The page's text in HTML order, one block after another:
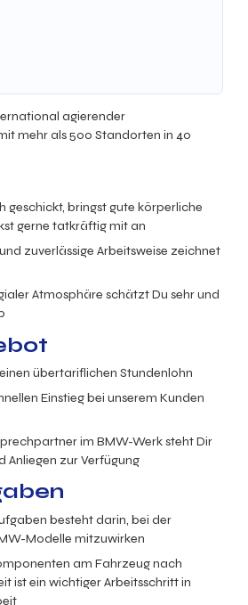
agierender
mehr als 500 Standorten in 40
geschickt, bringst gute körperliche
gerne tatkräftig mit an
zuverlässige Arbeitsweise zeichnet
Atmosphäre schätzt Du sehr und
übertariflichen Stundenlohn
Einstieg bei unserem Kunden
im BMW-Werk steht Dir
Anliegen zur Verfügung
besteht darin, bei der
Modelle mitzuwirken
am Fahrzeug nach
ist ein wichtiger Arbeitsschritt in